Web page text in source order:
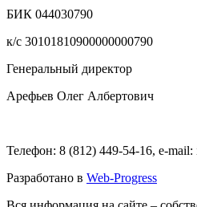
БИК 044030790
к/с 30101810900000000790
Генеральный директор
Арефьев Олег Албертович
Телефон: 8 (812) 449-54-16, e-
Разработано в Web-Progress